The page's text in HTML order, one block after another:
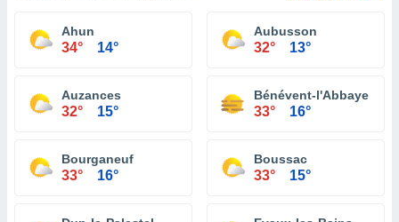
Ahun
34° 14°
Aubusson
32° 13°
Auzances
32° 15°
Bénévent-l'Abbaye
33° 16°
Bourganeuf
33° 16°
Boussac
33° 15°